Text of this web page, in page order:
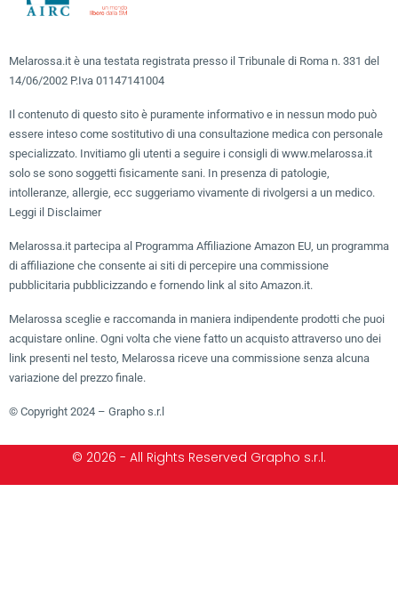
Melarossa.it è una testata registrata presso il Tribunale di Roma n. 331 del
14/06/2002 P.Iva 01147141004
Il contenuto di questo sito è puramente informativo e in nessun modo può
essere inteso come sostitutivo di una consultazione medica con personale
specializzato. Invitiamo gli utenti a seguire i consigli di www.melarossa.it
solo se sono soggetti fisicamente sani. In presenza di patologie,
intolleranze, allergie, ecc suggeriamo vivamente di rivolgersi a un medico.
Leggi il Disclaimer
Melarossa.it partecipa al Programma Affiliazione Amazon EU, un programma
di affiliazione che consente ai siti di percepire una commissione
pubblicitaria pubblicizzando e fornendo link al sito Amazon.it.
Melarossa sceglie e raccomanda in maniera indipendente prodotti che puoi
acquistare online. Ogni volta che viene fatto un acquisto attraverso uno dei
link presenti nel testo, Melarossa riceve una commissione senza alcuna
variazione del prezzo finale.
© Copyright 2024 – Grapho s.r.l
© 2026 - All Rights Reserved Grapho s.r.l.